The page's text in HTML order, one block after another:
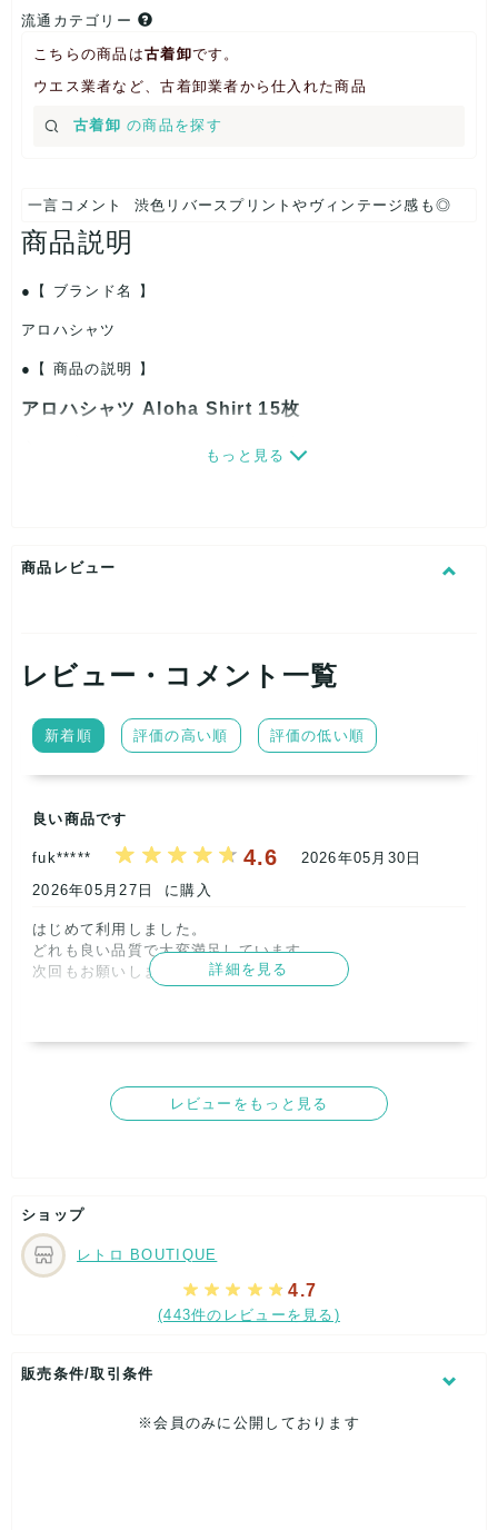
流通カテゴリー
こちらの商品は古着卸です。
ウエス業者など、古着卸業者から仕入れた商品
古着卸 の商品を探す
一言コメント 渋色リバースプリントやヴィンテージ感も◎
商品説明
【 ブランド名 】
アロハシャツ
【 商品の説明 】
アロハシャツ Aloha Shirt 15枚
最近のものからビンテージまで色々入ります。内容
柄が目を惹きます!
※かりゆしが入る場合がありますがご容赦ください
で一度人の手に渡った新古品となりますのでご理解ください。
画像の商品はイメージですので入りません、また掲載している
ブランドが全て入るわけではありません。
在庫は毎日変動するため、シーズンやカテゴリ等の中身に偏り
がある場合があります。
ショップやフリマ等での販売から個人使用までご自由にご利用
もっと見る
商品レビュー
レビュー・コメント一覧
新着順 評価の高い順 評価の低い順
良い商品です
fuk***** 4.6
2026年05月30日
2026年05月27日
に購入
はじめて利用しました。
どれも良い品質で大変満足しています。
次回もお願いします!
ございました！
ハワイ大好きスタッフ厳選のアロハシャツ、ハワイアンシャ
ツなので、気に入ってくださり、とてもうれしいです！
そして、この商品を真冬に作って笑、一番初めにご購入くだ
さったお客様から高評価いただけたことも、とてもうれしく
た！
またのご利用お待ちしております！
詳細を見る
レビューをもっと見る
ショップ
レトロ BOUTIQUE
4.7
(443件のレビューを見る)
販売条件/取引条件
※会員のみに公開しております